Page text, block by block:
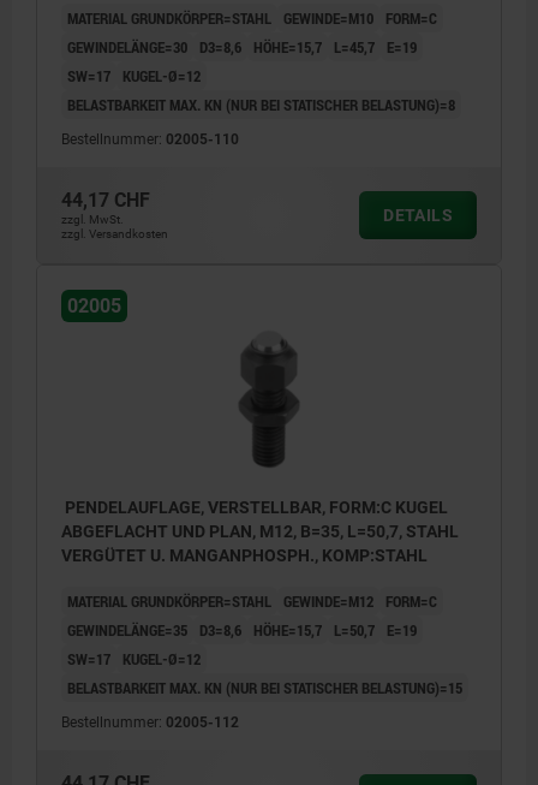
MATERIAL GRUNDKÖRPER=STAHL GEWINDE=M10
FORM=C
GEWINDELÄNGE=30
D3=8,6 HÖHE=15,7 L=45,7
E=19
SW=17
KUGEL-Ø=12
BELASTBARKEIT MAX. KN (NUR BEI STATISCHER BELASTUNG)=8
Bestellnummer: 02005-110
44,17 CHF
zzgl. MwSt.
zzgl. Versandkosten
DETAILS
02005
PENDELAUFLAGE, VERSTELLBAR, FORM:C KUGEL
ABGEFLACHT UND PLAN, M12, B=35, L=50,7, STAHL
VERGÜTET U. MANGANPHOSPH., KOMP:STAHL
MATERIAL GRUNDKÖRPER=STAHL GEWINDE=M12
FORM=C
GEWINDELÄNGE=35
D3=8,6 HÖHE=15,7 L=50,7
E=19
SW=17
KUGEL-Ø=12
BELASTBARKEIT MAX. KN (NUR BEI STATISCHER BELASTUNG)=15
Bestellnummer: 02005-112